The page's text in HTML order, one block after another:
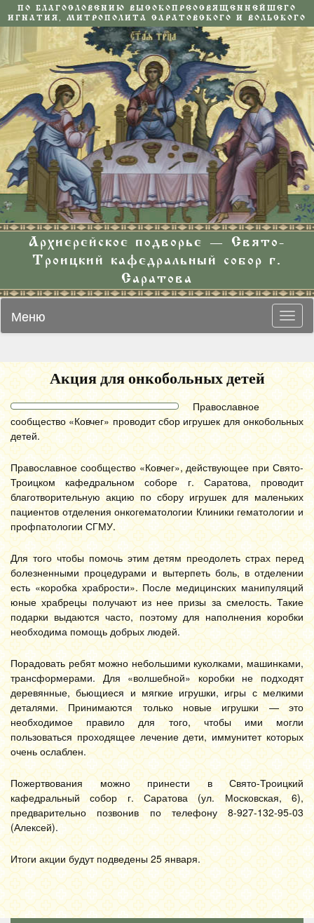
ПО БЛАГОСЛОВЕНИЮ ВЫСОКОПРЕОСВЯЩЕННЕЙШЕГО
ИГНАТИЯ, МИТРОПОЛИТА САРАТОВСКОГО И ВОЛЬСКОГО
Архиерейское подворье — Свято-
Троицкий кафедральный собор г.
Саратова
Меню
Акция для онкобольных детей
Православное
сообщество «Ковчег» проводит сбор игрушек для онкобольных
детей.
Православное сообщество «Ковчег», действующее при Свято-
Троицком кафедральном соборе г. Саратова, проводит
благотворительную акцию по сбору игрушек для маленьких
пациентов отделения онкогематологии Клиники гематологии и
профпатологии СГМУ.
Для того чтобы помочь этим детям преодолеть страх перед
болезненными процедурами и вытерпеть боль, в отделении
есть «коробка храбрости». После медицинских манипуляций
юные храбрецы получают из нее призы за смелость. Такие
подарки выдаются часто, поэтому для наполнения коробки
необходима помощь добрых людей.
Порадовать ребят можно небольшими куколками, машинками,
трансформерами. Для «волшебной» коробки не подходят
деревянные, бьющиеся и мягкие игрушки, игры с мелкими
деталями. Принимаются только новые игрушки — это
необходимое правило для того, чтобы ими могли
пользоваться проходящее лечение дети, иммунитет которых
очень ослаблен.
Пожертвования можно принести в Свято-Троицкий
кафедральный собор г. Саратова (ул. Московская, 6),
предварительно позвонив по телефону 8-927-132-95-03
(Алексей).
Итоги акции будут подведены 25 января.